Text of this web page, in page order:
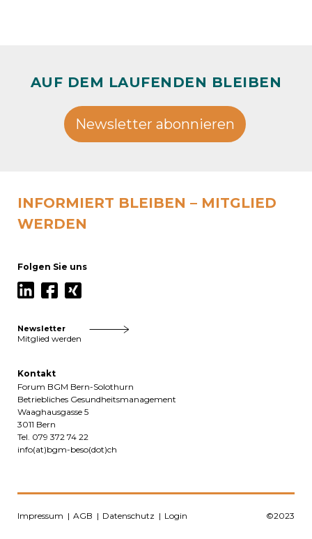
AUF DEM LAUFENDEN BLEIBEN
Newsletter abonnieren
INFORMIERT BLEIBEN – MITGLIED
WERDEN
Kontakt
Forum BGM Bern-Solothurn
Betriebliches Gesundheitsmanagement
Waaghausgasse 5
3011 Bern
Tel. 079 372 74 22
info(at)bgm-beso(dot)ch
Folgen Sie uns
Newsletter
Mitglied werden
Impressum AGB Datenschutz Login ©2023